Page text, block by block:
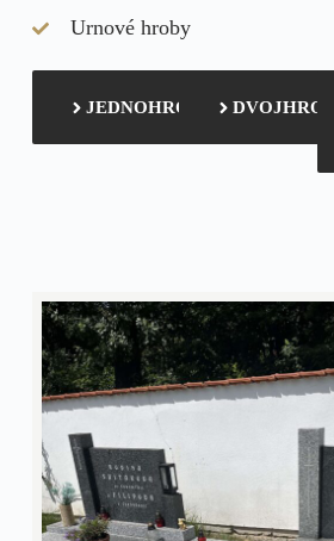
Urnové hroby
JEDNOHROBY